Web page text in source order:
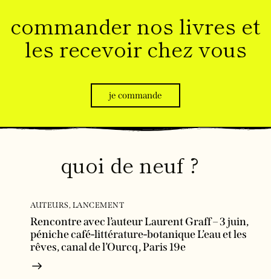
commander nos livres et
les recevoir chez vous
je commande
quoi de neuf ?
AUTEURS, LANCEMENT
Rencontre avec l’auteur Laurent Graff – 3 juin,
péniche café-littérature-botanique L’eau et les
rêves, canal de l’Ourcq, Paris 19e